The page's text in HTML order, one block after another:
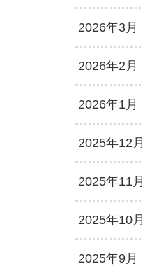
2026年3月
2026年2月
2026年1月
2025年12月
2025年11月
2025年10月
2025年9月